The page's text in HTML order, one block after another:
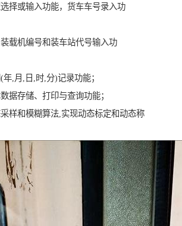
择或输入功能，货车车号录入功
载机编号和装车站代号输入功
(年,月,日,时,分)记录功能；
数据存储、打印与查询功能；
样和模糊算法,实现动态标定和动态称